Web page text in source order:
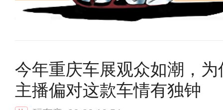
今年重庆车展观众如潮，为
主播偏对这款车情有独钟